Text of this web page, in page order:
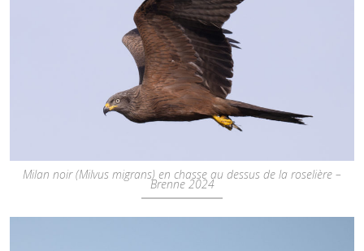
Milan noir (Milvus migrans) en chasse au dessus de la roselière –
Brenne 2024